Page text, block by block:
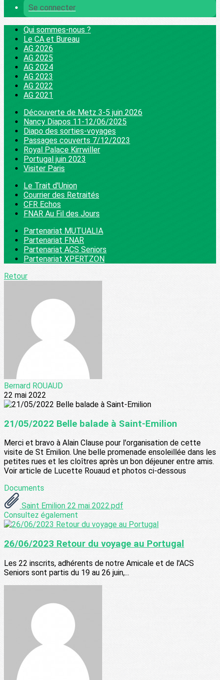
Se connecter
Qui sommes-nous ?
Le CA et Bureau
AG 2026
AG 2025
AG 2024
AG 2023
AG 2022
AG 2021
Découverte de Metz 3-5 juin 2026
Nancy Diapos 11-12/06/2025
Diapo des sorties-voyages
Passages couverts 7/12/2023
Royal Palace Kirrwiller
Portugal juin 2023
Visiter Paris
Le Trait d'Union
Courrier des Retraités
CFR Echos
FNAR Au Fil des Jours
Partenariat MUTUALIA
Partenariat FNAR
Partenariat ACS Seniors
Partenariat XPERTZON
Retour
Bernard ROUAUD
22 mai 2022
21/05/2022 Belle balade à Saint-Emilion
Merci et bravo à Alain Clause pour l'organisation de cette
visite de St Emilion. Une belle promenade ensoleillée dans les
petites rues et les cloîtres après un bon déjeuner entre amis.
Voir article de Lucette Rouaud et photos ci-dessous
Documents
Saint Emilion 22 mai 2022.pdf
Consultez également
26/06/2023 Retour du voyage au Portugal
Les 22 inscrits, adhérents de notre Amicale et de l'ACS
Seniors sont partis du 19 au 26 juin,...